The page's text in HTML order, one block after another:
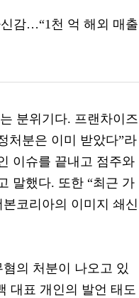
감…“1천 억 해외 매출
분위기다. 프랜차이즈
처분은 이미 받았다”라
이슈를 끝내고 점주와
말했다. 또한 “최근 가
코리아의 이미지 쇄신
의 처분이 나오고 있
대표 개인의 발언 태도